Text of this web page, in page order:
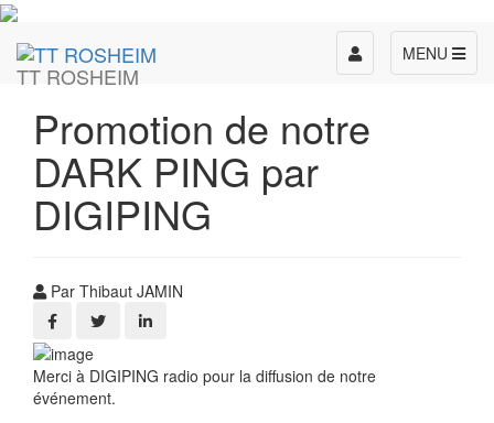
TT ROSHEIM
MENU
Toggle
navigation
Promotion de notre
DARK PING par
DIGIPING
Par Thibaut JAMIN
Merci à DIGIPING radio pour la diffusion de notre
événement.